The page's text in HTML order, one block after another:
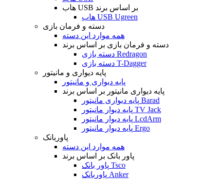
هاب USB بر اساس برند
هاب USB Ugreen
دسته و فرمان بازی
همه موارد این دسته
دسته و فرمان بازی بر اساس برند
دسته بازی Redragon
دسته بازی T-Dagger
پایه دیواری و مانیتور
پایه دیواری و مانیتور
پایه دیواری مانیتور بر اساس برند
پایه دیواری مانیتور Barad
پایه دیوار مانیتور TV Jack
پایه دیوار مانیتور LcdArm
پایه دیوار مانیتور Ergo
پاوربانک
همه موارد این دسته
پاور بانک بر اساس برند
پاور بانک Tsco
پاوربانک Anker